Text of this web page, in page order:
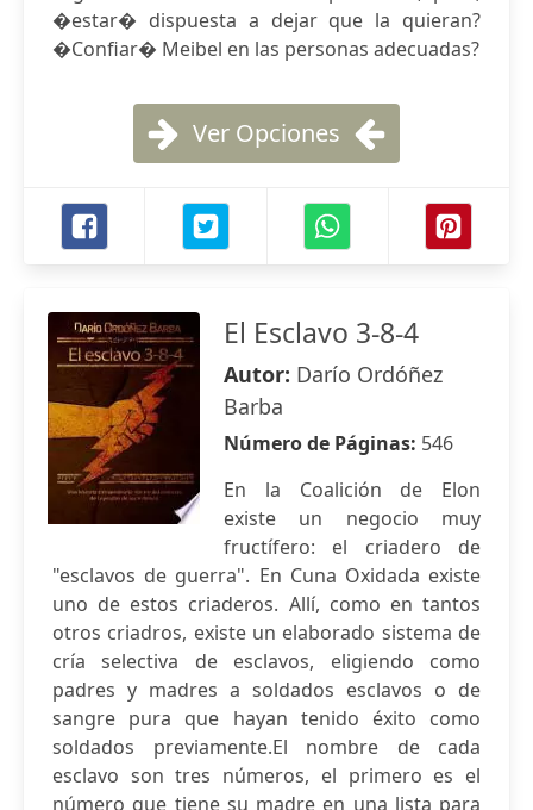
�estar� dispuesta a dejar que la quieran?
�Confiar� Meibel en las personas adecuadas?
Ver Opciones
El Esclavo 3-8-4
Autor: Darío Ordóñez
Barba
Número de Páginas: 546
En la Coalición de Elon
existe un negocio muy
fructífero: el criadero de
"esclavos de guerra". En Cuna Oxidada existe
uno de estos criaderos. Allí, como en tantos
otros criadros, existe un elaborado sistema de
cría selectiva de esclavos, eligiendo como
padres y madres a soldados esclavos o de
sangre pura que hayan tenido éxito como
soldados previamente.El nombre de cada
esclavo son tres números, el primero es el
número que tiene su madre en una lista para